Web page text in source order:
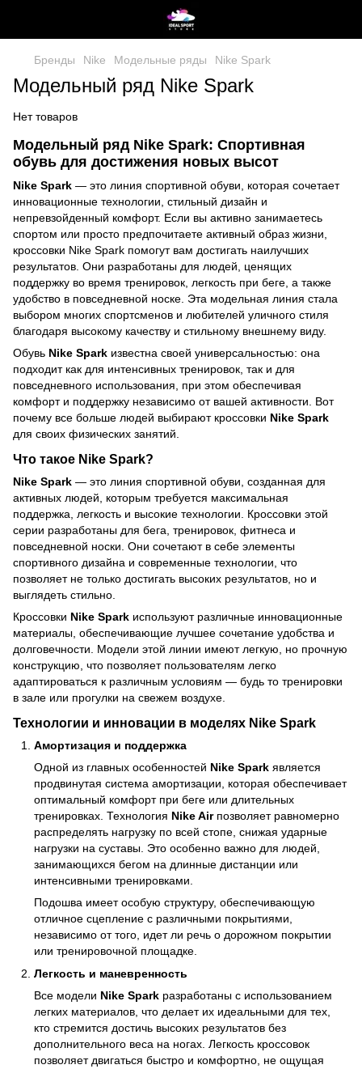
Бренды Nike Модельные ряды Nike Spark
Модельный ряд Nike Spark
Нет товаров
Модельный ряд Nike Spark: Спортивная
обувь для достижения новых высот
Nike Spark — это линия спортивной обуви, которая сочетает
инновационные технологии, стильный дизайн и
непревзойденный комфорт. Если вы активно занимаетесь
спортом или просто предпочитаете активный образ жизни,
кроссовки Nike Spark помогут вам достигать наилучших
результатов. Они разработаны для людей, ценящих
поддержку во время тренировок, легкость при беге, а также
удобство в повседневной носке. Эта модельная линия стала
выбором многих спортсменов и любителей уличного стиля
благодаря высокому качеству и стильному внешнему виду.
Обувь Nike Spark известна своей универсальностью: она
подходит как для интенсивных тренировок, так и для
повседневного использования, при этом обеспечивая
комфорт и поддержку независимо от вашей активности. Вот
почему все больше людей выбирают кроссовки Nike Spark
для своих физических занятий.
Что такое Nike Spark?
Nike Spark — это линия спортивной обуви, созданная для
активных людей, которым требуется максимальная
поддержка, легкость и высокие технологии. Кроссовки этой
серии разработаны для бега, тренировок, фитнеса и
повседневной носки. Они сочетают в себе элементы
спортивного дизайна и современные технологии, что
позволяет не только достигать высоких результатов, но и
выглядеть стильно.
Кроссовки Nike Spark используют различные инновационные
материалы, обеспечивающие лучшее сочетание удобства и
долговечности. Модели этой линии имеют легкую, но прочную
конструкцию, что позволяет пользователям легко
адаптироваться к различным условиям — будь то тренировки
в зале или прогулки на свежем воздухе.
Технологии и инновации в моделях Nike Spark
Амортизация и поддержка
Одной из главных особенностей Nike Spark является
продвинутая система амортизации, которая обеспечивает
оптимальный комфорт при беге или длительных
тренировках. Технология Nike Airпозволяет равномерно
распределять нагрузку по всей стопе, снижая ударные
нагрузки на суставы. Это особенно важно для людей,
занимающихся бегом на длинные дистанции или
интенсивными тренировками.
Подошва имеет особую структуру, обеспечивающую
отличное сцепление с различными покрытиями,
независимо от того, идет ли речь о дорожном покрытии
или тренировочной площадке.
Легкость и маневренность
Все модели Nike Spark разработаны с использованием
легких материалов, что делает их идеальными для тех,
кто стремится достичь высоких результатов без
дополнительного веса на ногах. Легкость кроссовок
позволяет двигаться быстро и комфортно, не ощущая